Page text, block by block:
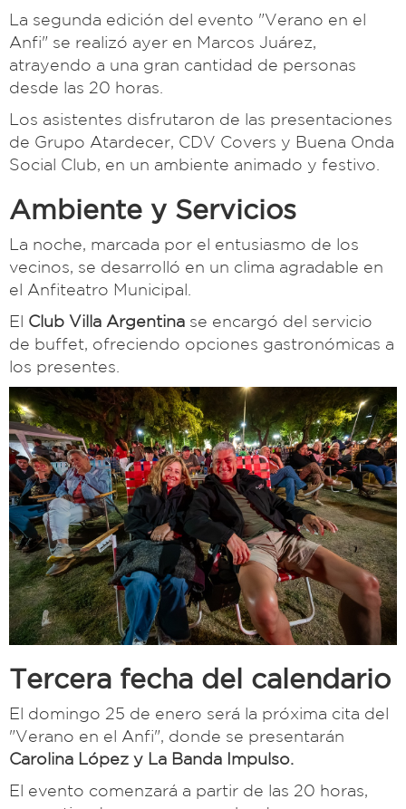
La segunda edición del evento "Verano en el
Anfi" se realizó ayer en Marcos Juárez,
atrayendo a una gran cantidad de personas
desde las 20 horas.
Los asistentes disfrutaron de las presentaciones
de Grupo Atardecer, CDV Covers y Buena Onda
Social Club, en un ambiente animado y festivo.
Ambiente y Servicios
La noche, marcada por el entusiasmo de los
vecinos, se desarrolló en un clima agradable en
el Anfiteatro Municipal.
El Club Villa Argentina se encargó del servicio
de buffet, ofreciendo opciones gastronómicas a
los presentes.
Tercera fecha del calendario
El domingo 25 de enero será la próxima cita del
"Verano en el Anfi", donde se presentarán
Carolina López y La Banda Impulso.
El evento comenzará a partir de las 20 horas,